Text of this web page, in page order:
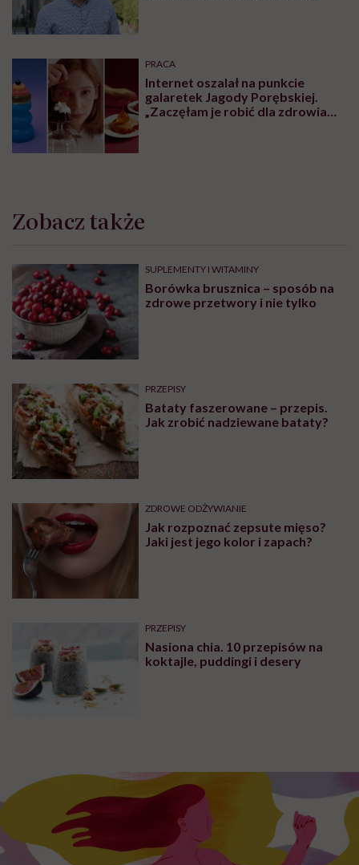
PRACA
Internet oszalał na punkcie
galaretek Jagody Porębskiej.
„Zaczęłam je robić dla zdrowia
Zobacz także
SUPLEMENTY I WITAMINY
Borówka brusznica – sposób na
zdrowe przetwory i nie tylko
PRZEPISY
Bataty faszerowane – przepis.
Jak zrobić nadziewane bataty?
ZDROWE ODŻYWIANIE
Jak rozpoznać zepsute mięso?
Jaki jest jego kolor i zapach?
PRZEPISY
Nasiona chia. 10 przepisów na
koktajle, puddingi i desery